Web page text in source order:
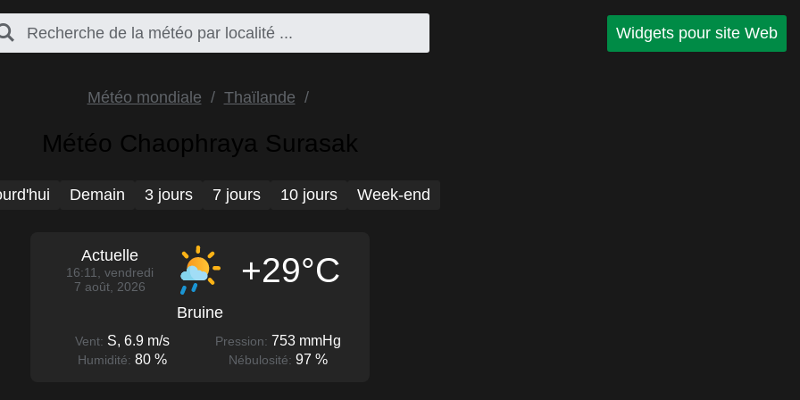
Widgets pour site Web
Météo mondiale Thaïlande
Météo Chaophraya Surasak
Demain 3 jours 7 jours 10 jours Week-end
Actuelle
16:11, vendredi
7 août, 2026
+29°C
Bruine
Vent: S, 6.9 m/s Pression: 753 mmHg
Humidité: 80 % Nébulosité: 97 %